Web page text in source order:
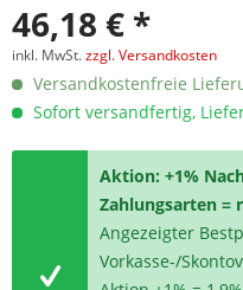
46,18 € *
inkl. MwSt.zzgl. Versandkosten
Versandkostenfreie
Sofort versandfertig,
Aktion: +1%
Zahlungsarten =
Angezeigter
Vorkasse-/